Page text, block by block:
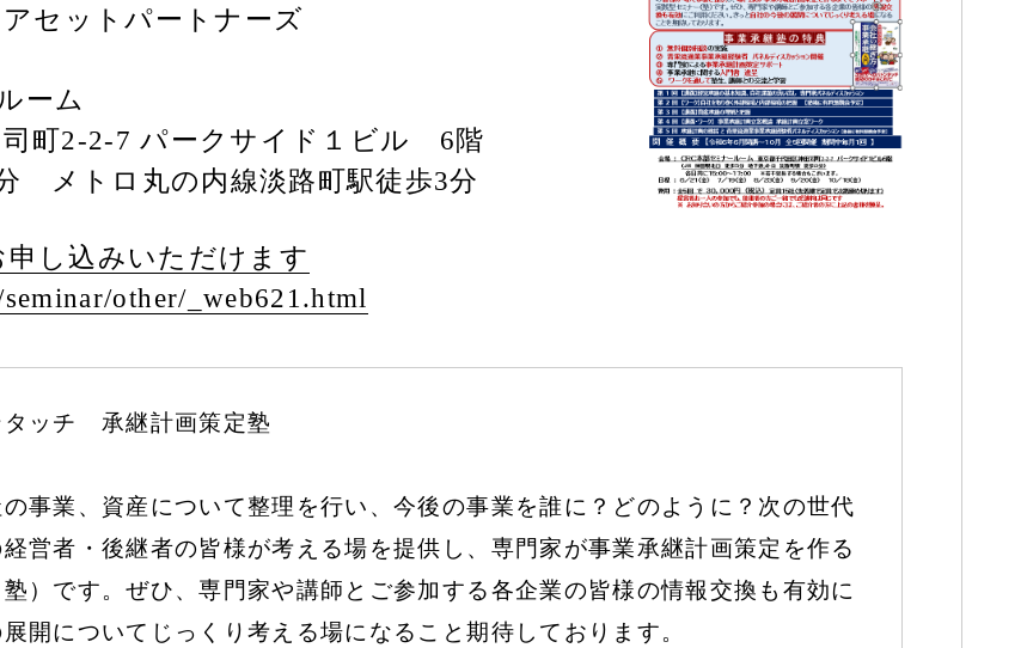
セットパートナーズ
ーム
司町2-2-7 パークサイド１ビル 6階
メトロ丸の内線淡路町駅徒歩3分
し込みいただけます
seminar/other/ _web621.html
タッチ 承継計画策定塾
事業、資産について整理を行い、今後の事業を誰に？どのように？次の世代
営者・後継者の皆様が考える場を提供し、専門家が事業承継計画策定を作る
）です。ぜひ、専門家や講師とご参加する各企業の皆様の情報交換も有効に
開についてじっくり考える場になること期待しております。